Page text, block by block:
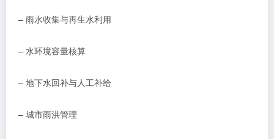
– 雨水收集与再生水利用
– 水环境容量核算
– 地下水回补与人工补给
– 城市雨洪管理